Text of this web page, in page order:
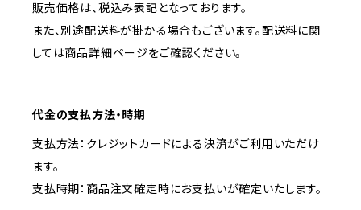
販売価格は、税込み表記となっております。
また、別途配送料が掛かる場合もございます。配送料に関
しては商品詳細ページをご確認ください。
代金の支払方法・時期
支払方法：クレジットカードによる決済がご利用いただけ
ます。
支払時期：商品注文確定時にお支払いが確定いたします。